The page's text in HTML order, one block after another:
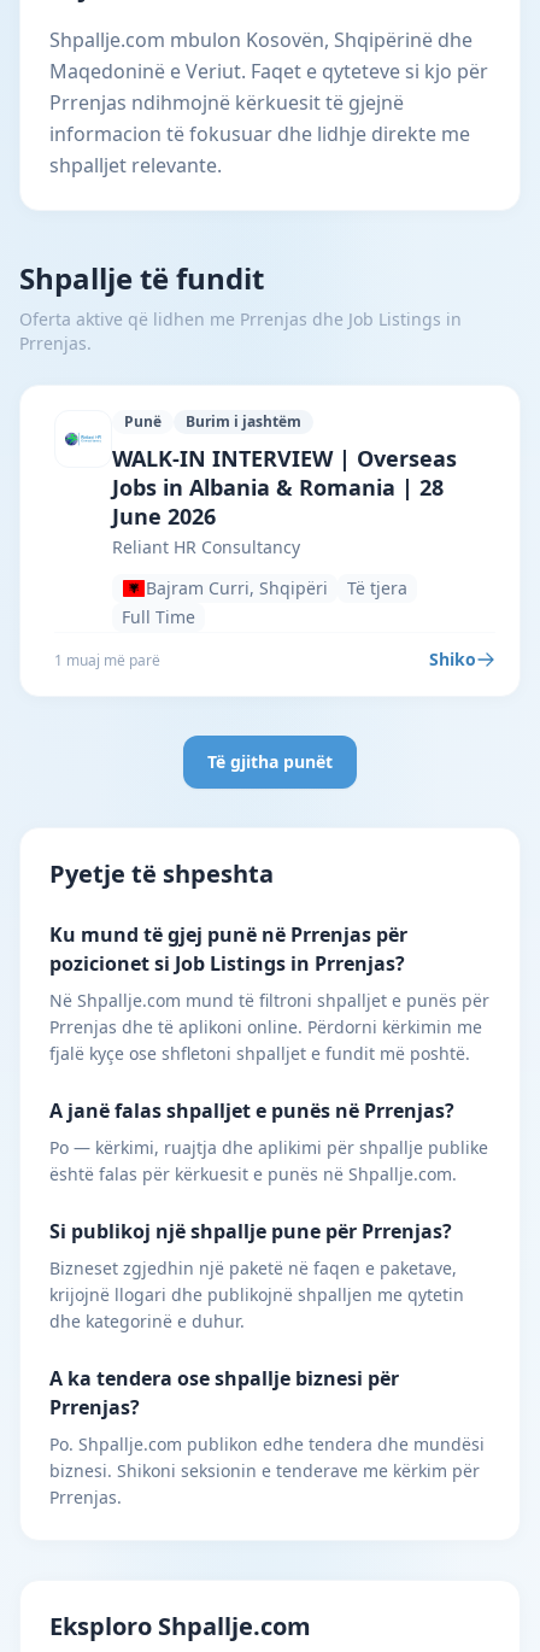
Shpallje.com mbulon Kosovën, Shqipërinë dhe
Maqedoninë e Veriut. Faqet e qyteteve si kjo për
Prrenjas ndihmojnë kërkuesit të gjejnë
informacion të fokusuar dhe lidhje direkte me
shpalljet relevante.
Shpallje të fundit
Oferta aktive që lidhen me Prrenjas dhe Job Listings in
Prrenjas.
Punë Burim i jashtëm
Reliant HR Consultancy · Bajram Curri
WALK-IN INTERVIEW | Overseas
Jobs in Albania & Romania | 28
June 2026
Reliant HR Consultancy
Bajram Curri, Shqipëri
Të tjera
Full Time
1 muaj më parë Shiko
Të gjitha punët
Pyetje të shpeshta
Ku mund të gjej punë në Prrenjas për
pozicionet si Job Listings in Prrenjas?
Në Shpallje.com mund të filtroni shpalljet e punës për
Prrenjas dhe të aplikoni online. Përdorni kërkimin me
fjalë kyçe ose shfletoni shpalljet e fundit më poshtë.
A janë falas shpalljet e punës në Prrenjas?
Po — kërkimi, ruajtja dhe aplikimi për shpallje publike
është falas për kërkuesit e punës në Shpallje.com.
Si publikoj një shpallje pune për Prrenjas?
Bizneset zgjedhin një paketë në faqen e paketave,
krijojnë llogari dhe publikojnë shpalljen me qytetin
dhe kategorinë e duhur.
A ka tendera ose shpallje biznesi për
Prrenjas?
Po. Shpallje.com publikon edhe tendera dhe mundësi
biznesi. Shikoni seksionin e tenderave me kërkim për
Prrenjas.
Eksploro Shpallje.com